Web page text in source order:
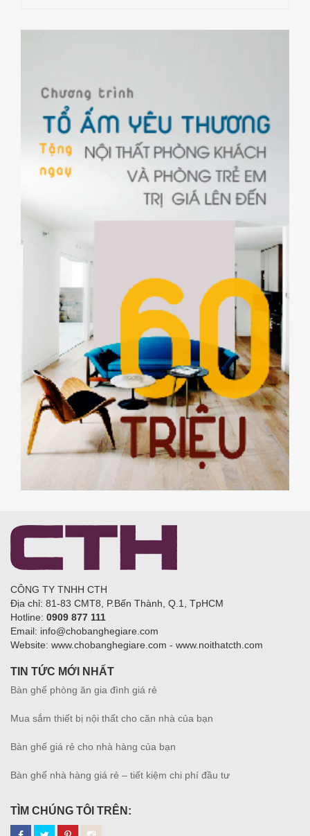
CÔNG TY TNHH CTH
Địa chỉ: 81-83 CMT8, P.Bến Thành, Q.1, TpHCM
Hotline: 0909 877 111
Email: info@chobanghegiare.com
Website: www.chobanghegiare.com - www.noithatcth.com
TIN TỨC MỚI NHẤT
Bàn ghế phòng ăn gia đình giá rẻ
Mua sắm thiết bị nội thất cho căn nhà của bạn
Bàn ghế giá rẻ cho nhà hàng của bạn
Bàn ghế nhà hàng giá rẻ – tiết kiệm chi phí đầu tư
TÌM CHÚNG TÔI TRÊN: